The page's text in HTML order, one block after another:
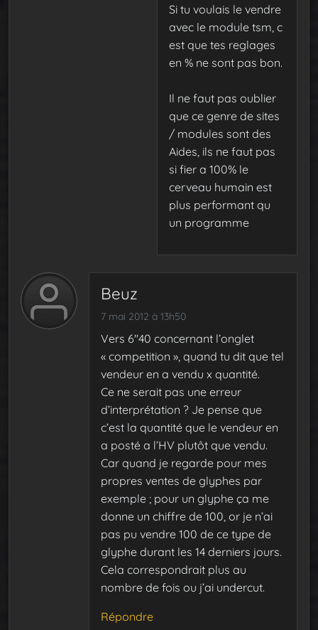
Si tu voulais le vendre
avec le module tsm, c
est que tes reglages
en % ne sont pas bon.
Il ne faut pas oublier
que ce genre de sites
/ modules sont des
Aides, ils ne faut pas
si fier a 100% le
cerveau humain est
plus performant qu
un programme
Beuz
7 mai 2012 à 13h50
Vers 6″40 concernant l’onglet
« competition », quand tu dit que tel
vendeur en a vendu x quantité.
Ce ne serait pas une erreur
d’interprétation ? Je pense que
c’est la quantité que le vendeur en
a posté a l’HV plutôt que vendu.
Car quand je regarde pour mes
propres ventes de glyphes par
exemple ; pour un glyphe ça me
donne un chiffre de 100, or je n’ai
pas pu vendre 100 de ce type de
glyphe durant les 14 derniers jours.
Cela correspondrait plus au
nombre de fois ou j’ai undercut.
Répondre